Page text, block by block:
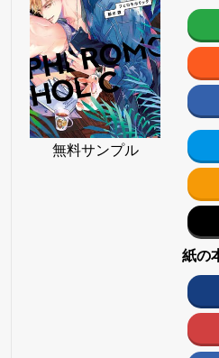
無料サンプル
紙の